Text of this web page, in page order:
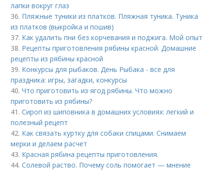
лапки вокруг глаз
36. Пляжные туники из платков. Пляжная туника. Туника
из платков (выкройка и пошив)
37. Как удалить пни без корчевания и поджига. Мой опыт
38. Рецепты приготовления рябины красной. Домашние
рецепты из рябины красной
39. Конкурсы для рыбаков. День Рыбака - все для
праздника: игры, загадки, конкурсы
40.Что приготовить из ягод рябины. Что можно
приготовить из рябины?
41.Сироп из шиповника в домашних условиях: легкий и
полезный рецепт
42. Как связать куртку для собаки спицами. Снимаем
мерки и делаем расчет
43. Красная рябина рецепты приготовления.
44.Солевой раство. Почему соль помогает — мнение